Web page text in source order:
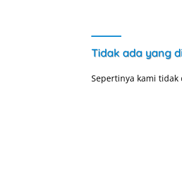
Tidak ada yang
Sepertinya kami